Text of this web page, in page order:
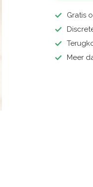
Gratis
Meer